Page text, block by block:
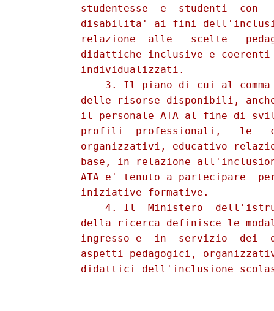
studentesse  e  studenti  con
disabilita' ai fini
relazione  alle   scelte
didattiche inclusive e
          individualizzati.
3. Il piano di cui al
delle risorse disponibili,
il personale ATA al fine di
profili  professionali,   le
organizzativi, educativo-
base, in relazione
ATA e' tenuto a partecipare
          iniziative formative.
4. Il  Ministero
della ricerca definisce le
ingresso e  in  servizio  dei
aspetti pedagogici,